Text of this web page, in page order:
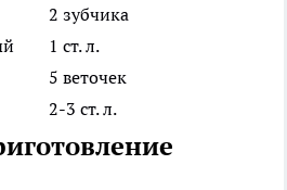
2 зубчика
1 ст. л.
5 веточек
2-3 ст. л.